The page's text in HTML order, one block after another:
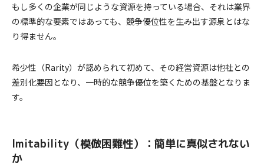
もし多くの企業が同じような資源を持っている場合、それは業界
の標準的な要素ではあっても、競争優位性を生み出す源泉とはな
り得ません。
希少性（Rarity）が認められて初めて、その経営資源は他社との
差別化要因となり、一時的な競争優位を築くための基盤となりま
す。
Imitability（模倣困難性）：簡単に真似されない
か